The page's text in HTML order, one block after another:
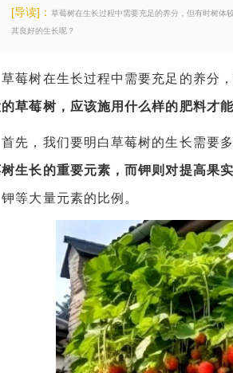
[导读]： 草莓树在生长过程中需要充足的养分，但有时树体
其良好的生长呢？
树在生长过程中需要充足的养分，
草莓树，应该施用什么样的肥料才
，我们要明白草莓树的生长需要多
生长的重要元素，而钾则对提高果
等大量元素的比例。